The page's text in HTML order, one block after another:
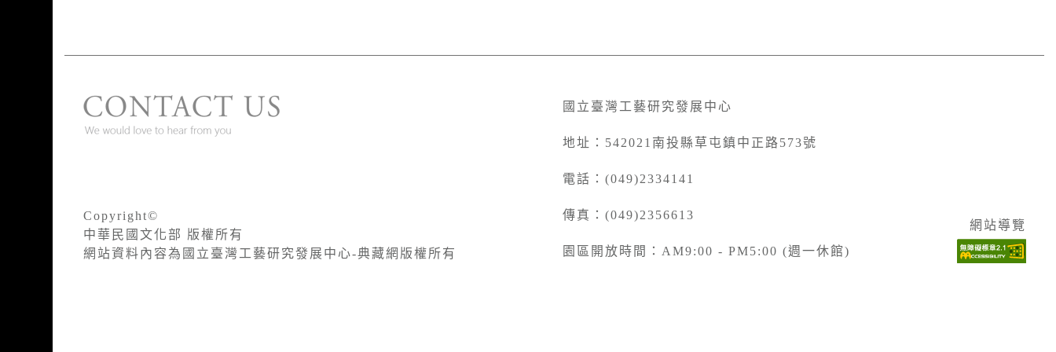
Copyright©
中華民國文化部 版權所有
網站資料內容為國立臺灣工藝研究發展中心-典藏網版權所有
國立臺灣工藝研究發展中心
地址：542021南投縣草屯鎮中正路573號
電話：(049)2334141
傳真：(049)2356613
園區開放時間：AM9:00 - PM5:00 (週一休館)
網站導覽